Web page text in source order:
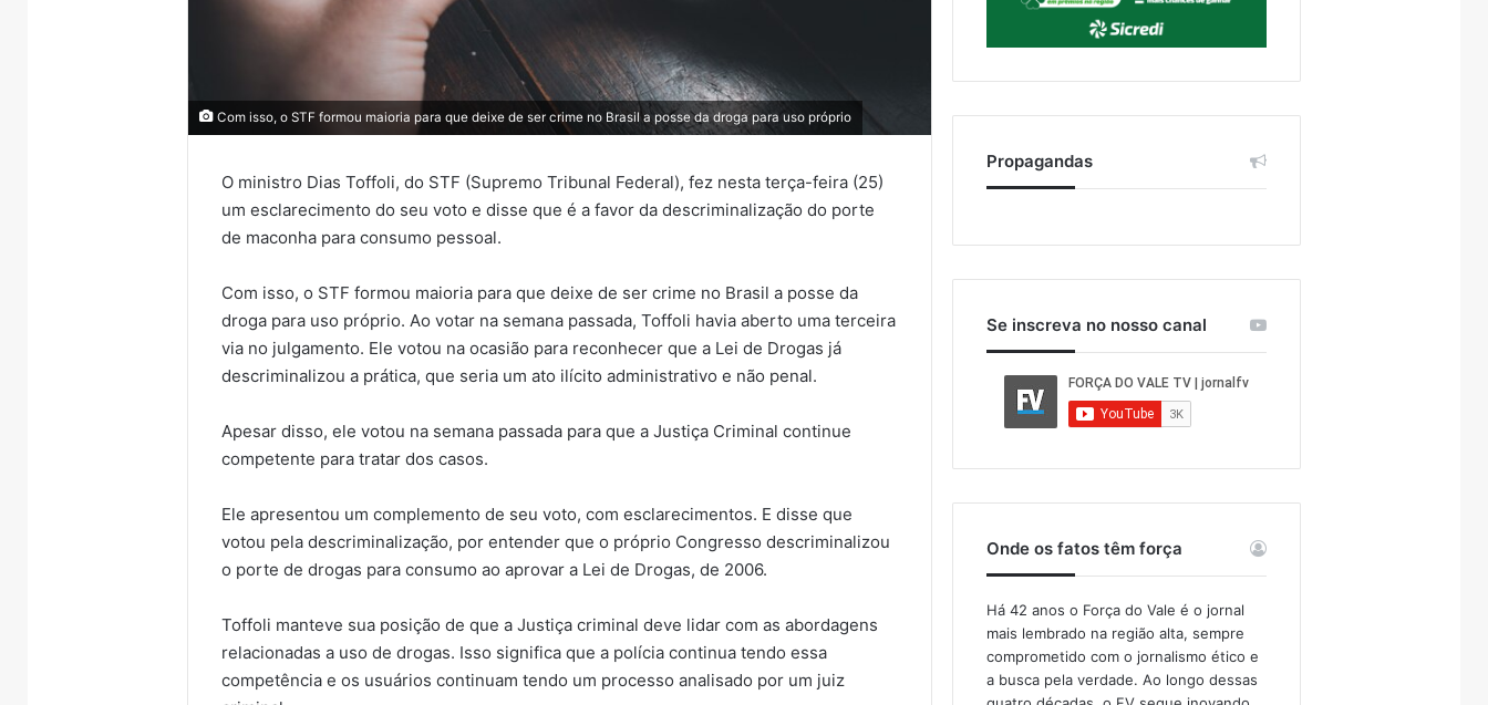
Com isso, o STF formou maioria para que deixe de ser crime no Brasil a posse da droga para uso próprio
O ministro Dias Toffoli, do STF (Supremo Tribunal Federal), fez nesta terça-feira (25)
um esclarecimento do seu voto e disse que é a favor da descriminalização do porte
de maconha para consumo pessoal.
Com isso, o STF formou maioria para que deixe de ser crime no Brasil a posse da
droga para uso próprio. Ao votar na semana passada, Toffoli havia aberto uma terceira
via no julgamento. Ele votou na ocasião para reconhecer que a Lei de Drogas já
descriminalizou a prática, que seria um ato ilícito administrativo e não penal.
Apesar disso, ele votou na semana passada para que a Justiça Criminal continue
competente para tratar dos casos.
Ele apresentou um complemento de seu voto, com esclarecimentos. E disse que
votou pela descriminalização, por entender que o próprio Congresso descriminalizou
o porte de drogas para consumo ao aprovar a Lei de Drogas, de 2006.
Toffoli manteve sua posição de que a Justiça criminal deve lidar com as abordagens
relacionadas a uso de drogas. Isso significa que a polícia continua tendo essa
competência e os usuários continuam tendo um processo analisado por um juiz
Propagandas
Se inscreva no nosso canal
Onde os fatos têm força
Há 42 anos o Força do Vale é o jornal
mais lembrado na região alta, sempre
comprometido com o jornalismo ético e
a busca pela verdade. Ao longo dessas